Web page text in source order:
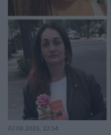
07.08.2026, 22:54